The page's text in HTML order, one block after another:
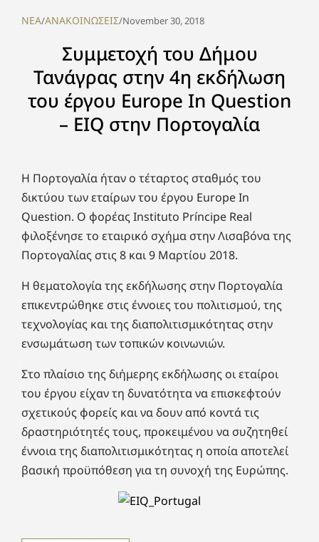
NEA/ΑΝΑΚΟΙΝΩΣΕΙΣ/November 30, 2018
Συμμετοχή του Δήμου
Τανάγρας στην 4η εκδήλωση
του έργου Europe In Question
– EIQ στην Πορτογαλία
Η Πορτογαλία ήταν ο τέταρτος σταθμός του
δικτύου των εταίρων του έργου Europe In
Question. Ο φορέας Instituto Príncipe Real
φιλοξένησε το εταιρικό σχήμα στην Λισαβόνα της
Πορτογαλίας στις 8 και 9 Μαρτίου 2018.
Η θεματολογία της εκδήλωσης στην Πορτογαλία
επικεντρώθηκε στις έννοιες του πολιτισμού, της
τεχνολογίας και της διαπολιτισμικότητας στην
ενσωμάτωση των τοπικών κοινωνιών.
Στο πλαίσιο της διήμερης εκδήλωσης οι εταίροι
του έργου είχαν τη δυνατότητα να επισκεφτούν
σχετικούς φορείς και να δουν από κοντά τις
δραστηριότητές τους, προκειμένου να συζητηθεί
έννοια της διαπολιτισμικότητας η οποία αποτελεί
βασική προϋπόθεση για τη συνοχή της Ευρώπης.